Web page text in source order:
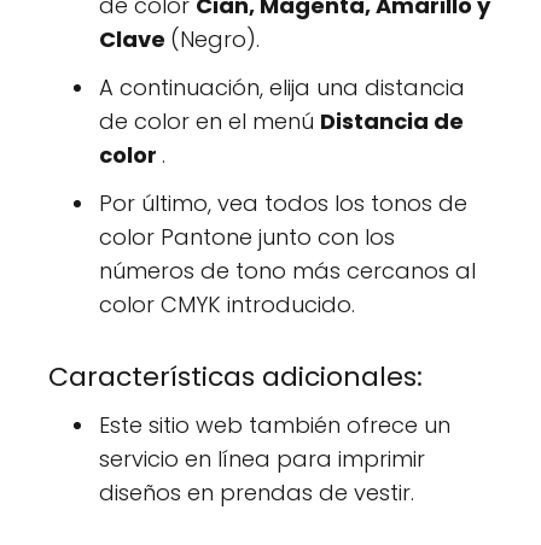
Clave (Negro).
A continuación, elija una distancia
de color en el menú Distancia de
color .
Por último, vea todos los tonos de
color Pantone junto con los
números de tono más cercanos al
color CMYK introducido.
Características adicionales:
Este sitio web también ofrece un
servicio en línea para imprimir
diseños en prendas de vestir.